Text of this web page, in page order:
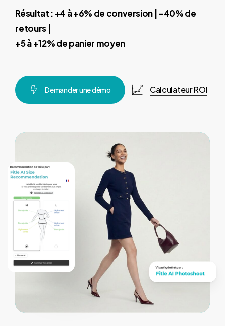
Résultat : +4 à +6% de conversion | –40% de
retours |
+5 à +12% de panier moyen
Demanderunedémo Calculateur ROI